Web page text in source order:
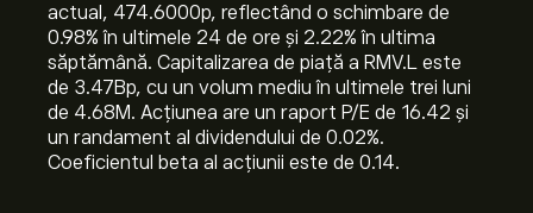
actual, 474.6000‎p‎, reflectând o schimbare de
‎0.98‎% în ultimele 24 de ore și ‎2.22‎% în ultima
săptămână. Capitalizarea de piață a RMV.L este
de 3.47B‎p‎, cu un volum mediu în ultimele trei luni
de 4.68M. Acțiunea are un raport P/E de 16.42 și
un randament al dividendului de 0.02%.
Coeficientul beta al acțiunii este de 0.14.